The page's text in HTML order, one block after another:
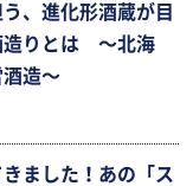
、進化形酒蔵が目
造りとは 〜北海
造〜
ました！あの「ス